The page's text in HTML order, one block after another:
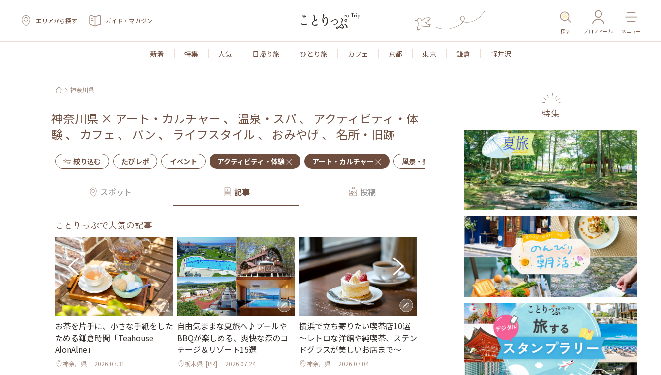
エリアから探す ガイド・マガジン
探す プロフィール メニュー
新着 特集 人気 日帰り旅 ひとり旅 カフェ 京都 東京 鎌倉 軽井沢
神奈川県
神奈川県 × アート・カルチャー 、 温泉・スパ 、 アクティビティ・体
験 、 カフェ 、 パン 、 ライフスタイル 、 おみやげ 、 名所・旧跡
絞り込む たびレポ イベント アクティビティ・体験 アート・カルチャー 風景・景色 名所・旧跡 温泉・スパ その他施設 ごはん
スポット 記事 投稿
ことりっぷで人気の記事
お茶を片手に、小さな手紙をした
ためる鎌倉時間「Teahouse
AlonAlne」
神奈川県 2026.07.31
自由気ままな夏旅へ♪プールや
BBQが楽しめる、爽快な森のコ
テージ＆リゾート15選
栃木県 [PR] 2026.07.24
横浜で立ち寄りたい喫茶店10選
～レトロな洋館や純喫茶、ステン
ドグラスが美しいお店まで～
神奈川県 2026.07.04
横浜山手の洋館と元町をめぐる夏
さんぽ。この時期だけのアリスの
ティーパーティーへ
2026.07.18
特集